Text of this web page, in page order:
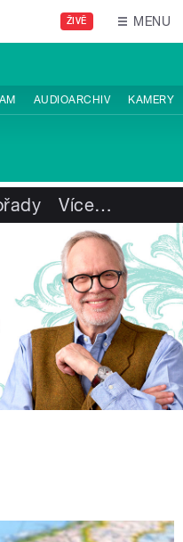
ŽIVĚ MENU
AUDIOARCHIV KAMERY
Více…